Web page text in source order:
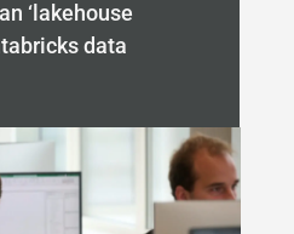
‘lakehouse
data